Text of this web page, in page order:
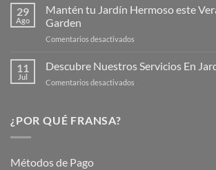
de
de
Plantas
29
Ago
Mantén tu Jardín Hermoso este
Garden
Comentarios desactivados
tu
11
Jul
Descubre Nuestros Servicios En
Comentarios desactivados
¿POR QUÉ FRANSA?
Métodos de Pago